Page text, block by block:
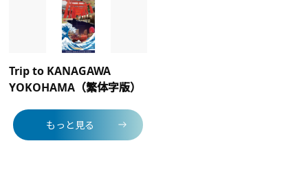
Trip to KANAGAWA
YOKOHAMA（繁体字版）
もっと見る